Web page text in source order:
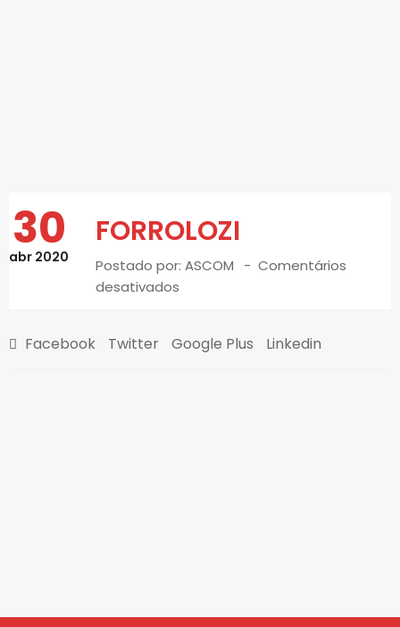
30
abr 2020
FORROLOZI
Postado por:ASCOM
Comentários
desativados
Facebook Twitter Google Plus Linkedin